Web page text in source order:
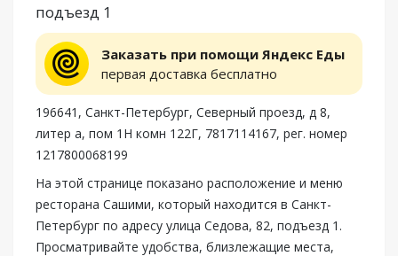
подъезд 1
Заказать при помощи Яндекс Еды
первая доставка бесплатно
196641, Санкт-Петербург, Северный проезд, д 8,
литер а, пом 1Н комн 122Г, 7817114167, рег. номер
1217800068199
На этой странице показано расположение и меню
ресторана Сашими, который находится в Санкт-
Петербург по адресу улица Седова, 82, подъезд 1.
Просматривайте удобства, близлежащие места,